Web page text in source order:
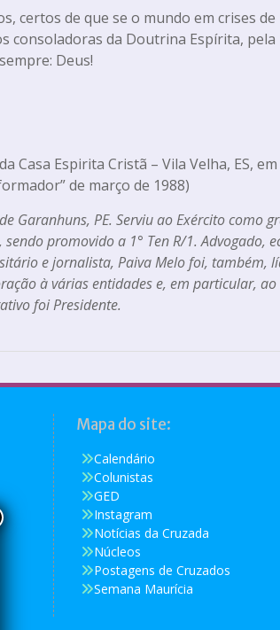
certos de que se o mundo em crises
consoladoras da Doutrina Espírita,
Deus!
Casa Espirita Cristã – Vila Velha, ES,
de março de 1988)
Garanhuns, PE. Serviu ao Exército como
promovido a 1° Ten R/1. Advogado,
e jornalista, Paiva Melo foi, também,
à várias entidades e, em particular,
foi Presidente.
Mapa do site:
Calendário
Colunistas
GED
Instagram
Notícias da Cruzada
Núcleos
Postagens de Cruzados
Semana Maurícia